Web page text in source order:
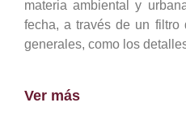
materia ambiental y
fecha, a través de un filtro
generales, como los
Ver más